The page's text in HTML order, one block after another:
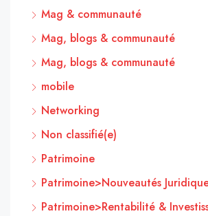
Mag & communauté
Mag, blogs & communauté
Mag, blogs & communauté
mobile
Networking
Non classifié(e)
Patrimoine
Patrimoine>Nouveautés
Patrimoine>Rentabilité &